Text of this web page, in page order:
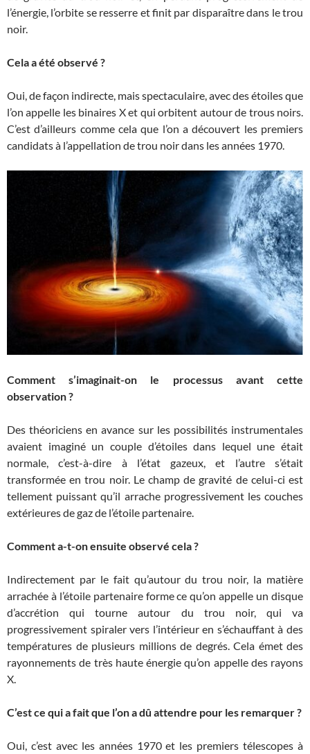
l’énergie, l’orbite se resserre et finit par disparaître dans le trou
noir.
Cela a été observé ?
Oui, de façon indirecte, mais spectaculaire, avec des étoiles que
l’on appelle les binaires X et qui orbitent autour de trous noirs.
C’est d’ailleurs comme cela que l’on a découvert les premiers
candidats à l’appellation de trou noir dans les années 1970.
Comment s’imaginait-on le processus avant cette
observation ?
Des théoriciens en avance sur les possibilités instrumentales
avaient imaginé un couple d’étoiles dans lequel une était
normale, c’est-à-dire à l’état gazeux, et l’autre s’était
transformée en trou noir. Le champ de gravité de celui-ci est
tellement puissant qu’il arrache progressivement les couches
extérieures de gaz de l’étoile partenaire.
Comment a-t-on ensuite observé cela ?
Indirectement par le fait qu’autour du trou noir, la matière
arrachée à l’étoile partenaire forme ce qu’on appelle un disque
d’accrétion qui tourne autour du trou noir, qui va
progressivement spiraler vers l’intérieur en s’échauffant à des
températures de plusieurs millions de degrés. Cela émet des
rayonnements de très haute énergie qu’on appelle des rayons
X.
C’est ce qui a fait que l’on a dû attendre pour les remarquer ?
Oui, c’est avec les années 1970 et les premiers télescopes à